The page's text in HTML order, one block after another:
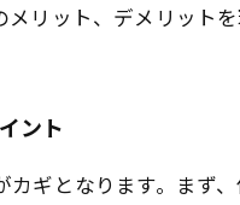
リット、デメリット
ント
ギとなります。ま